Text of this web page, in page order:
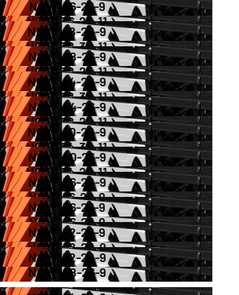
NGVR 36-28-11
NGVR 32-30-11
NGVR 32-28-11
NGVR 28-30-11
NGVR 28-28-11
NGVR 24-30-11
NGVR 24-28-11
NGVR 56-28-9
NGVR 56-26-9
NGVR 56-26-9
NGVR 48-28-9
NGVR 48-28-9
NGVR 48-26-9
NGVR 48-26-9
NGVR 44-28-9
NGVR 44-26-9
NGVR 40-28-9
NGVR 40-26-9
NGVR 36-28-9
NGVR 36-26-9
NGVR 52-26-9
NGVR 52-28-9